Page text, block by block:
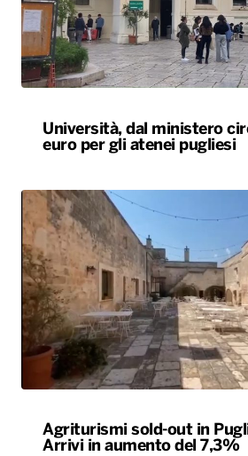
Università, dal ministero
euro per gli atenei pugliesi
Agriturismi sold-out in
Arrivi in aumento del 7,3%